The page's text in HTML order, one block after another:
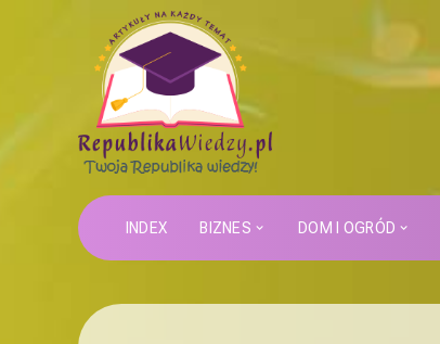
INDEX BIZNES DOM I OGRÓD